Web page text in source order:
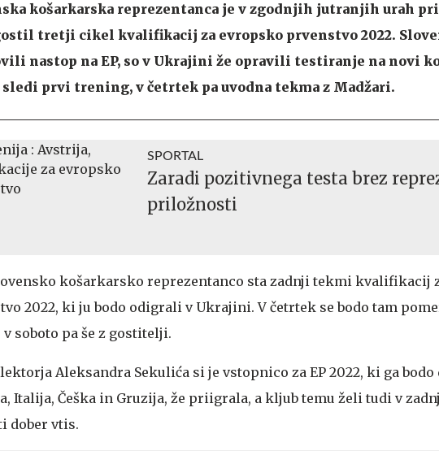
košarkarska reprezentanca je v zgodnjih jutranjih urah
tretji cikel kvalifikacij za evropsko prvenstvo 2022.
nastop na EP, so v Ukrajini že opravili testiranje na novi
sledi prvi trening, v četrtek pa uvodna tekma z Madžari.
SPORTAL
Zaradi pozitivnega testa brez
priložnosti
košarkarsko reprezentanco sta zadnji tekmi kvalifikacij
2022, ki ju bodo odigrali v Ukrajini. V četrtek se bodo tam
v soboto pa še z gostitelji.
Aleksandra Sekulića si je vstopnico za EP 2022, ki ga
Italija, Češka in Gruzija, že priigrala, a kljub temu želi tudi v
dober vtis.